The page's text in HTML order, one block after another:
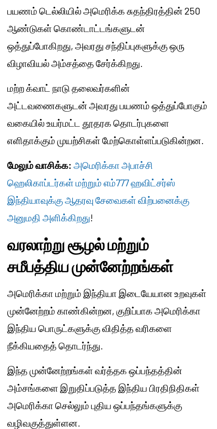
பயணம் டெல்லியில் அமெரிக்க சுதந்திரத்தின் 250
ஆண்டுகள் கொண்டாட்டங்களுடன்
ஒத்துப்போகிறது, அவரது சந்திப்புகளுக்கு ஒரு
விழாவியல் அம்சத்தை சேர்க்கிறது.
மற்ற க்வாட் நாடு தலைவர்களின்
அட்டவணைகளுடன் அவரது பயணம் ஒத்துப்போகும்
வகையில் உயர்மட்ட தூதரக தொடர்புகளை
எளிதாக்கும் முயற்சிகள் மேற்கொள்ளப்படுகின்றன.
மேலும் வாசிக்க: அமெரிக்கா அபாச்சி
ஹெலிகாப்டர்கள் மற்றும் எம்777 ஹவிட்சர்ஸ்
இந்தியாவுக்கு ஆதரவு சேவைகள் விற்பனைக்கு
அனுமதி அளிக்கிறது!
வரலாற்று சூழல் மற்றும்
சமீபத்திய முன்னேற்றங்கள்
அமெரிக்கா மற்றும் இந்தியா இடையேயான உறவுகள்
முன்னேற்றம் காண்கின்றன, குறிப்பாக அமெரிக்கா
இந்திய பொருட்களுக்கு விதித்த வரிகளை
நீக்கியதைத் தொடர்ந்து.
இந்த முன்னேற்றங்கள் வர்த்தக ஒப்பந்தத்தின்
அம்சங்களை இறுதிப்படுத்த இந்திய பிரதிநிதிகள்
அமெரிக்கா செல்லும் புதிய ஒப்பந்தங்களுக்கு
வழிவகுத்துள்ளன.